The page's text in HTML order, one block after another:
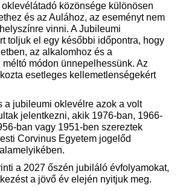
közönsége különösen
és az Aulához, az eseményt nem
vinni. A Jubileumi
toljuk el egy későbbi időpontra, hogy
az alkalomhoz és a
módon ünnepelhessünk. Az
esetleges kellemetlenségekért
a jubileumi oklevélre azok a volt
jelentkezni, akik 1976-ban, 1966-
ban vagy 1951-ben szereztek
Corvinus Egyetem jogelőd
a 2027 őszén jubiláló évfolyamokat,
a jövő év elején nyitjuk meg.